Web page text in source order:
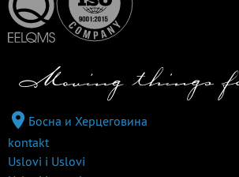
Босна и Херцеговина
kontakt
Uslovi i Uslovi